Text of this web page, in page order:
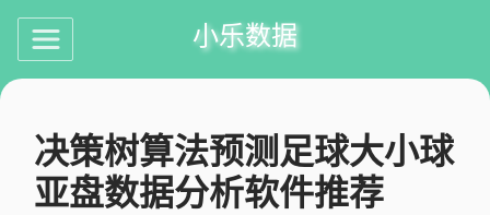
小乐数据
决策树算法预测足球大小球
亚盘数据分析软件推荐